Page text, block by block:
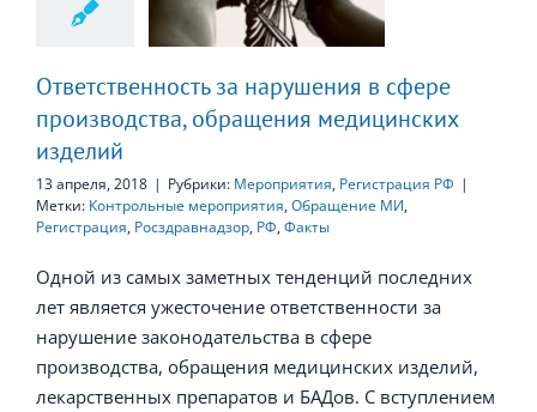
Ответственность за нарушения в сфере
производства, обращения медицинских
изделий
13 апреля, 2018 | Рубрики: Мероприятия, Регистрация РФ |
Метки: Контрольные мероприятия,Обращение МИ,
Регистрация, Росздравнадзор, РФ,Факты
Одной из самых заметных тенденций последних
лет является ужесточение ответственности за
нарушение законодательства в сфере
производства, обращения медицинских изделий,
лекарственных препаратов и БАДов. С вступлением